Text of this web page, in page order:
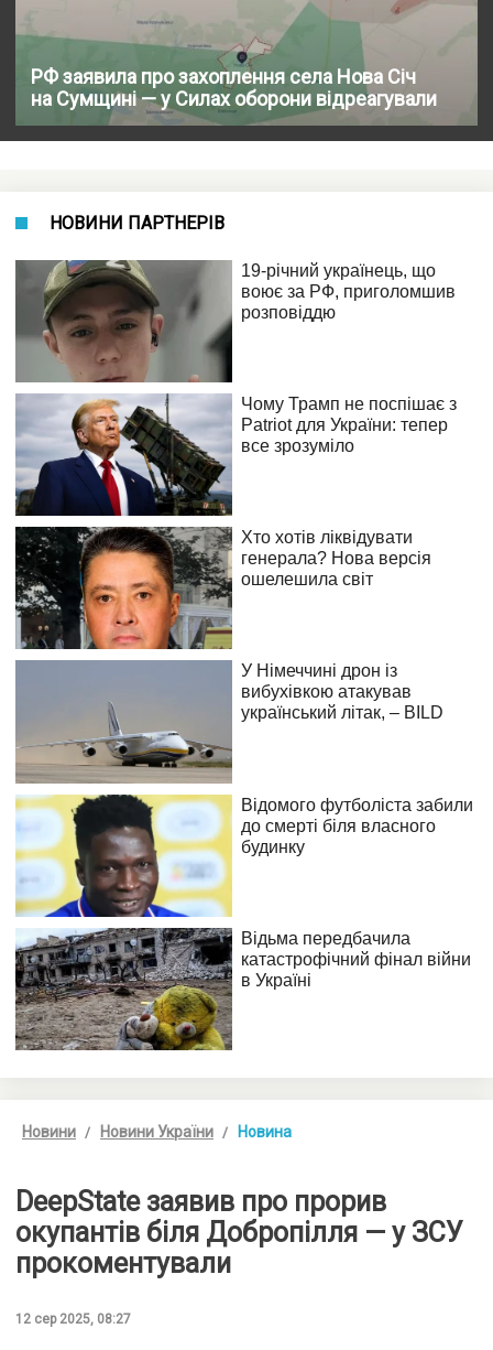
РФ заявила про захоплення села Нова Січ
на Сумщині — у Силах оборони відреагували
НОВИНИ ПАРТНЕРІВ
Новини Новини України Новина
DeepState заявив про прорив
окупантів біля Добропілля — у ЗСУ
прокоментували
12 сер 2025, 08:27